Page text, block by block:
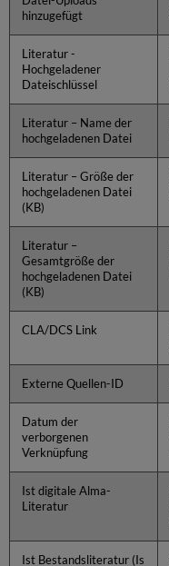
hinzugefügt
Literatur -
Hochgeladener
Dateischlüssel
Literatur – Name der
hochgeladenen Datei
Literatur – Größe der
hochgeladenen Datei
(KB)
Literatur –
Gesamtgröße der
hochgeladenen Datei
(KB)
CLA/DCS Link
Externe Quellen-ID
Datum der
verborgenen
Verknüpfung
Ist digitale Alma-
Literatur
Ist Bestandsliteratur (Is